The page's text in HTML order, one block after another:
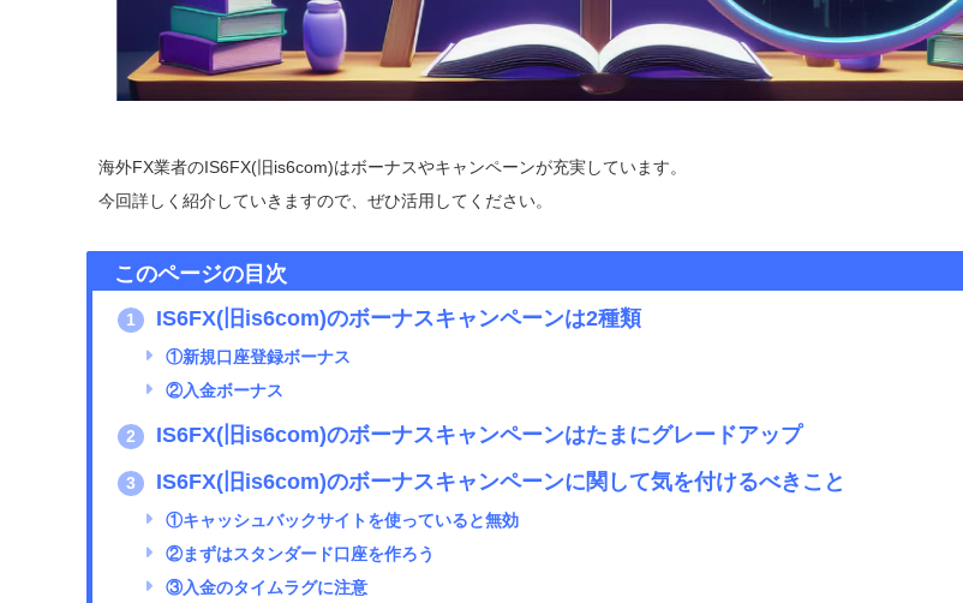
海外FX業者のIS6FX(旧is6com)はボーナスやキャンペーンが充実しています。
今回詳しく紹介していきますので、ぜひ活用してください。
このページの目次
1 IS6FX(旧is6com)のボーナスキャンペーンは2種類
①新規口座登録ボーナス
②入金ボーナス
2 IS6FX(旧is6com)のボーナスキャンペーンはたまにグレードアップ
3 IS6FX(旧is6com)のボーナスキャンペーンに関して気を付けるべきこと
①キャッシュバックサイトを使っていると無効
②まずはスタンダード口座を作ろう
③入金のタイムラグに注意